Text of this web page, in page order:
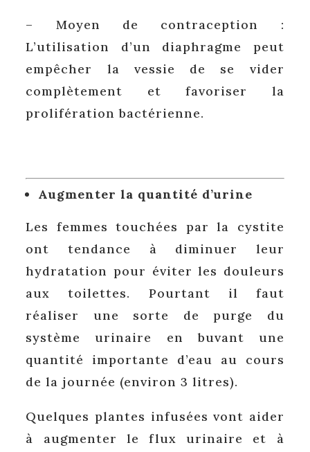
– Moyen de contraception :
L’utilisation d’un diaphragme peut
empêcher la vessie de se vider
complètement et favoriser la
prolifération bactérienne.
Augmenter la quantité d’urine
Les femmes touchées par la cystite
ont tendance à diminuer leur
hydratation pour éviter les douleurs
aux toilettes. Pourtant il faut
réaliser une sorte de purge du
système urinaire en buvant une
quantité importante d’eau au cours
de la journée (environ 3 litres).
Quelques plantes infusées vont aider
à augmenter le flux urinaire et à